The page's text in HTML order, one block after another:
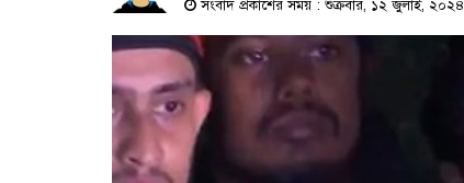
সংবাদ প্রকাশের সময় : শুক্রবার, ১২ জুলাই, ২০২৪